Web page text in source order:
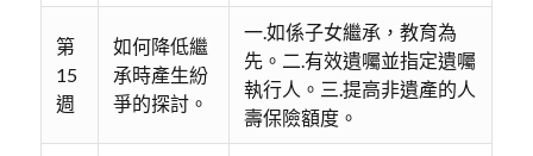
第
15
週
如何降低繼
承時產生紛
爭的探討。
一.如係子女繼承，教育為
先。二.有效遺囑並指定遺囑
執行人。三.提高非遺產的人
壽保險額度。